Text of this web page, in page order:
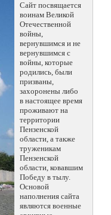
Сайт посвящается
воинам Великой
Отечественной
войны,
вернувшимся и не
вернувшимся с
войны, которые
родились, были
призваны,
захоронены либо
в настоящее время
проживают на
территории
Пензенской
области, а также
труженикам
Пензенской
области, ковавшим
Победу в тылу.
Основой
наполнения сайта
являются военные